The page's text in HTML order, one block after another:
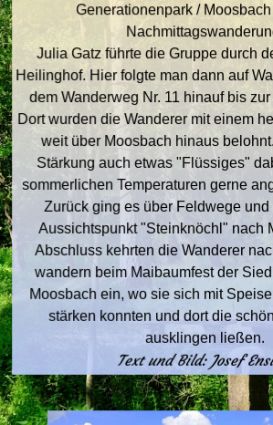
Generationenpark /
Julia Gatz führte die Gruppe durch
Heilinghof. Hier folgte man dann auf
dem Wanderweg Nr. 11 hinauf bis
Dort wurden die Wanderer mit einem
weit über Moosbach hinaus
Stärkung auch etwas "Flüssiges"
sommerlichen Temperaturen gerne
Zurück ging es über Feldwege
Aussichtspunkt "Steinknöchl" nach
Abschluss kehrten die Wanderer
wandern beim Maibaumfest der
Moosbach ein, wo sie sich mit
stärken konnten und dort die
ausklingen ließen.
Text und Bild: Josef